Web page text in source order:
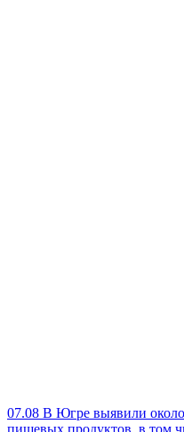
07.08 В Югре выявили
пищевых продуктов, в том